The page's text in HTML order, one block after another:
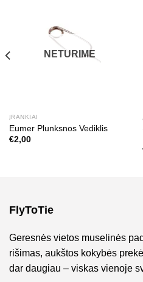
NETURIME
ĮRANKIAI
Eumer Plunksnos Vediklis
€2,00
FlyToTie
Geresnės vietos muselinės
rišimas, aukštos kokybės
dar daugiau – viskas vienoje